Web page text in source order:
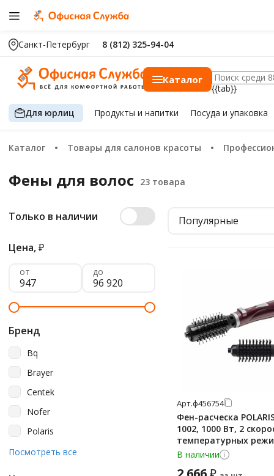
Санкт-Петербург 8 (812) 325-94-04
Каталог
{{tab}}
Для юрлиц Продуктыи напитки Посуда и упаковка
Каталог Товары для салонов красоты
Фены для волос
Только в наличии
Цена,₽
от до
Бренд
Bq
Brayer
Centek
Nofer
Polaris
Scarlett
Посмотреть все
Популярные
Арт.ф456754
Фен-расческа
1002, 1000 Вт, 2
температурных
насадки, фуксия, 7725
В наличии